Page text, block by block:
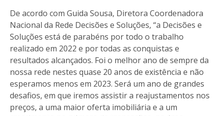
De acordo com Guida Sousa, Diretora Coordenadora
Nacional da Rede Decisões e Soluções, “a Decisões e
Soluções está de parabéns por todo o trabalho
realizado em 2022 e por todas as conquistas e
resultados alcançados. Foi o melhor ano de sempre da
nossa rede nestes quase 20 anos de existência e não
esperamos menos em 2023. Será um ano de grandes
desafios, em que iremos assistir a reajustamentos nos
preços, a uma maior oferta imobiliária e a um